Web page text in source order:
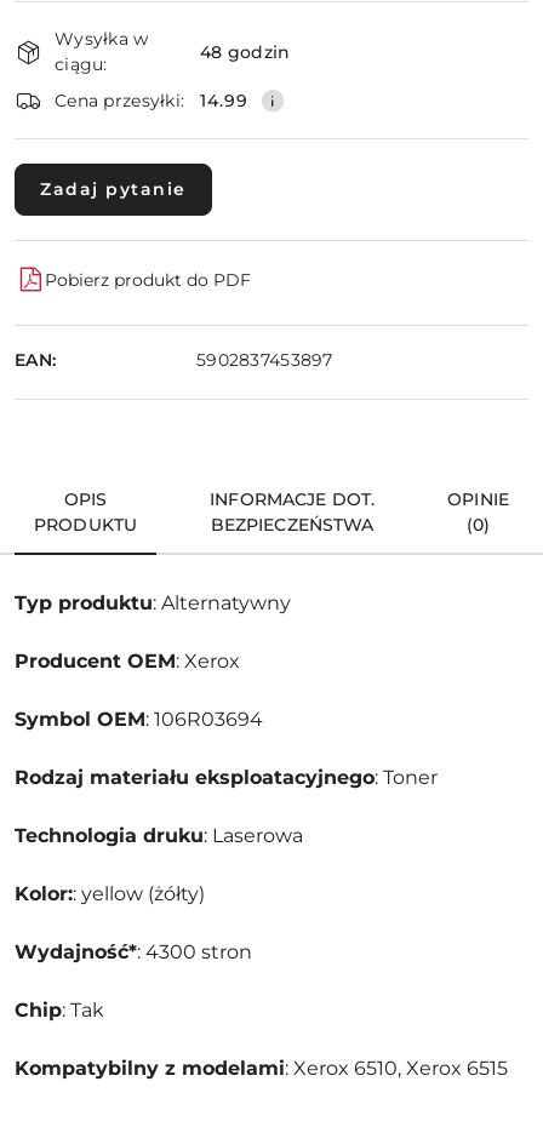
i
dostawa
Wysyłka w
ciągu:
48 godzin
Cena przesyłki: 14.99
Zadaj pytanie
Pobierz produkt do PDF
EAN: 5902837453897
OPIS
PRODUKTU
INFORMACJE DOT.
BEZPIECZEŃSTWA
OPINIE
(0)
Typ produktu: Alternatywny
Producent OEM: Xerox
Symbol OEM: 106R03694
Rodzaj materiału eksploatacyjnego: Toner
Technologia druku: Laserowa
Kolor:: yellow (żółty)
Wydajność*: 4300 stron
Chip: Tak
Kompatybilny z modelami: Xerox 6510, Xerox 6515